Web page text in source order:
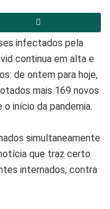
infectados pela
continua em alta e
de ontem para hoje,
mais 169 novos
início da pandemia.
simultaneamente
que traz certo
internados, contra